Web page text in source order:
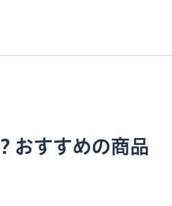
おすすめの商品